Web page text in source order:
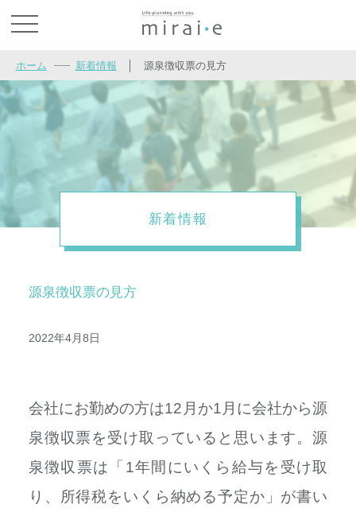
ホーム 新着情報 源泉徴収票の見方
新着情報
源泉徴収票の見方
2022年4月8日
会社にお勤めの方は12月か1月に会社から源
泉徴収票を受け取っていると思います。源
泉徴収票は「1年間にいくら給与を受け取
り、所得税をいくら納める予定か」が書い